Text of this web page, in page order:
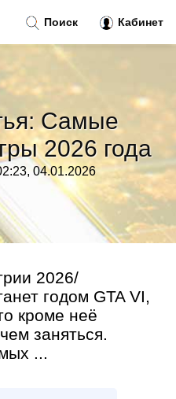
Самые
2026 года
04.01.2026
2026/
годом GTA VI,
кроме неё
заняться.
...
Поиск Кабинет